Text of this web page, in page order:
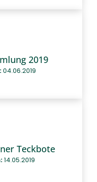
2019
04.06.2019
Teckbote
14.05.2019